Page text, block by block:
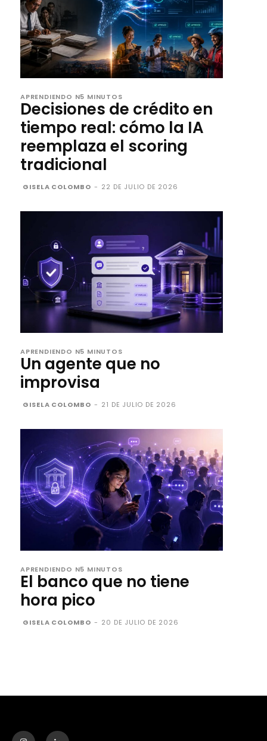
APRENDIENDO N5 MINUTOS
Decisiones de crédito en
tiempo real: cómo la IA
reemplaza el scoring
tradicional
GISELA COLOMBO - 22 DE JULIO DE 2026
APRENDIENDO N5 MINUTOS
Un agente que no
improvisa
GISELA COLOMBO - 21 DE JULIO DE 2026
APRENDIENDO N5 MINUTOS
El banco que no tiene
hora pico
GISELA COLOMBO - 20 DE JULIO DE 2026